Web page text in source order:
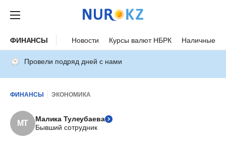
ФИНАНСЫ Новости Курсы валют НБРК Наличные
Провели подряд дней с нами
ФИНАНСЫ ЭКОНОМИКА
МТ
Малика Тулеубаева
Бывший сотрудник